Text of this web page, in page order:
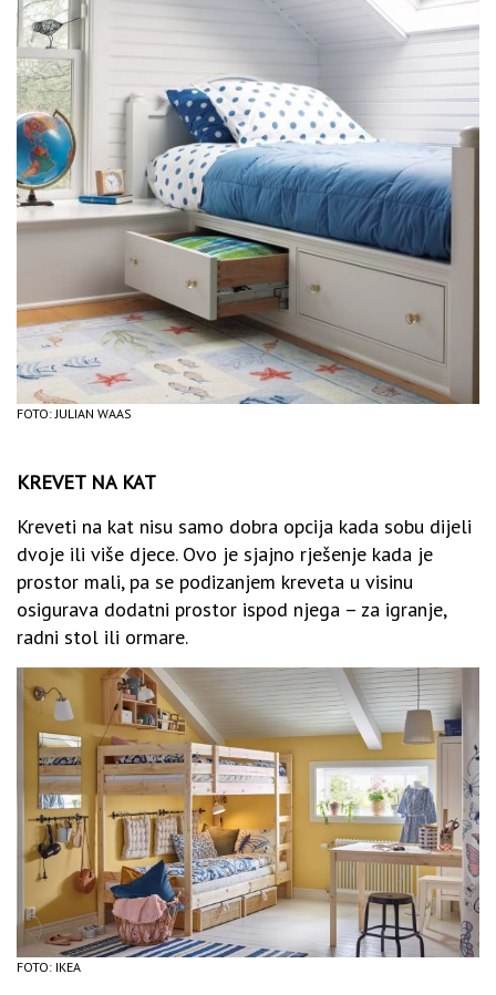
FOTO: JULIAN WAAS
KREVET NA KAT
Kreveti na kat nisu samo dobra opcija kada sobu dijeli
dvoje ili više djece. Ovo je sjajno rješenje kada je
prostor mali, pa se podizanjem kreveta u visinu
osigurava dodatni prostor ispod njega – za igranje,
radni stol ili ormare.
FOTO: IKEA